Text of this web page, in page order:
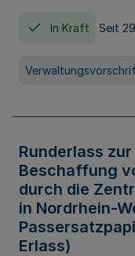
In Kraft Seit
Runderlass
Beschaffung
durch die
in Nordrhein-
Erlass)